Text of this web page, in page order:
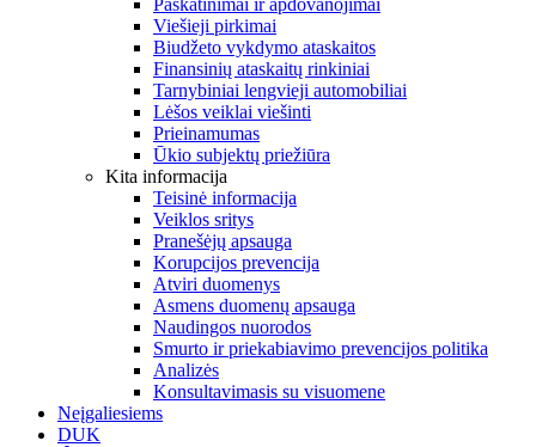
Paskatinimai ir apdovanojimai
Viešieji pirkimai
Biudžeto vykdymo ataskaitos
Finansinių ataskaitų rinkiniai
Tarnybiniai lengvieji automobiliai
Lėšos veiklai viešinti
Prieinamumas
Ūkio subjektų priežiūra
Kita informacija
Teisinė informacija
Veiklos sritys
Pranešėjų apsauga
Korupcijos prevencija
Atviri duomenys
Asmens duomenų apsauga
Naudingos nuorodos
Smurto ir priekabiavimo prevencijos politika
Analizės
Konsultavimasis su visuomene
Neįgaliesiems
DUK